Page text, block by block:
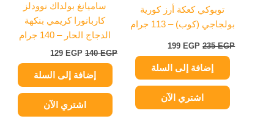
توبوكي كعكة أرز كورية
بولجاجي (كوب) – 113 جرام
235EGP
199 EGP
إضافة إلى السلة
اشتري الآن
ساميانغ بولداك نوودلز
كاربانورا كريمي بنكهة
الدجاج الحار – 140 جرام
140EGP
129 EGP
إضافة إلى السلة
اشتري الآن